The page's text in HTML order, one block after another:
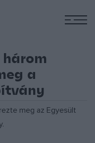
a
meg az Egyesült